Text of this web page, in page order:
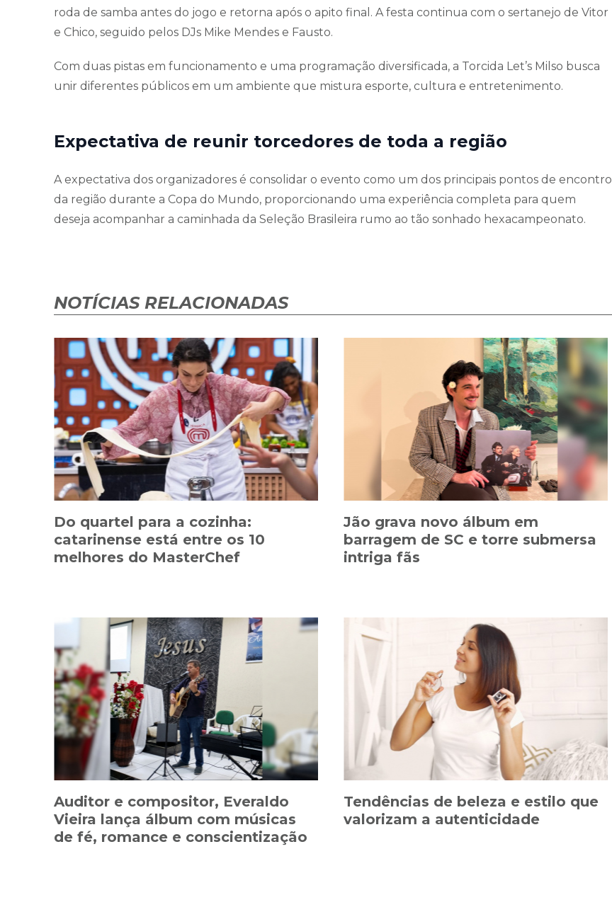
roda de samba antes do jogo e retorna após o apito final. A festa continua com o sertanejo de Vitor
e Chico, seguido pelos DJs Mike Mendes e Fausto.
Com duas pistas em funcionamento e uma programação diversificada, a Torcida Let’s Milso busca
unir diferentes públicos em um ambiente que mistura esporte, cultura e entretenimento.
Expectativa de reunir torcedores de toda a região
A expectativa dos organizadores é consolidar o evento como um dos principais pontos de encontro
da região durante a Copa do Mundo, proporcionando uma experiência completa para quem
deseja acompanhar a caminhada da Seleção Brasileira rumo ao tão sonhado hexacampeonato.
NOTÍCIAS RELACIONADAS
Do quartel para a cozinha:
catarinense está entre os 10
melhores do MasterChef
Jão grava novo álbum em
barragem de SC e torre submersa
intriga fãs
Auditor e compositor, Everaldo
Vieira lança álbum com músicas
de fé, romance e conscientização
Tendências de beleza e estilo que
valorizam a autenticidade